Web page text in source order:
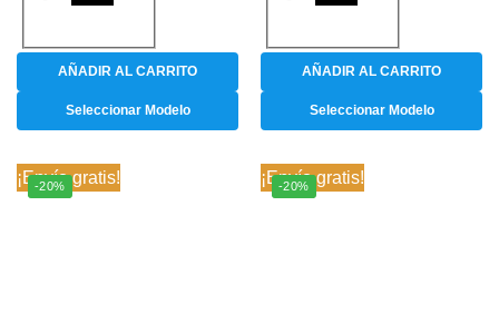
AÑADIR AL CARRITO
Seleccionar Modelo
AÑADIR AL CARRITO
Seleccionar Modelo
-20%
¡Envío gratis! -20%
¡Envío gratis!